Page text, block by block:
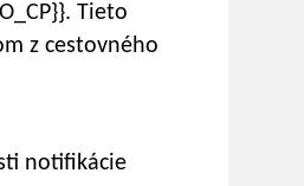
Tieto
z cestovného
notifikácie